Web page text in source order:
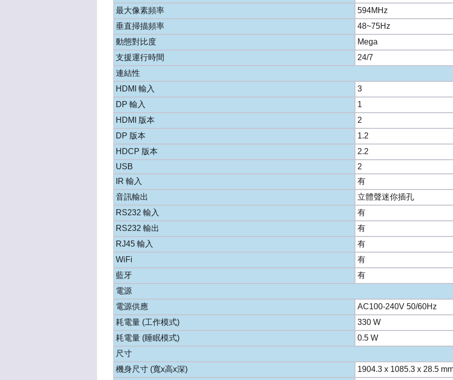
最大像素頻率
594MHz
垂直掃描頻率
48~75Hz
動態對比度
Mega
支援運行時間
24/7
連結性
HDMI 輸入
3
DP 輸入
1
HDMI 版本
2
DP 版本
1.2
HDCP 版本
2.2
USB
2
IR 輸入
有
音訊輸出
立體聲迷你插孔
RS232 輸入
有
RS232 輸出
有
RJ45 輸入
有
WiFi
有
藍牙
有
電源
電源供應
AC100-240V 50/60Hz
耗電量 (工作模式)
330 W
耗電量 (睡眠模式)
0.5 W
尺寸
機身尺寸 (寬x高x深)
1904.3 x 1085.3 x 28.5